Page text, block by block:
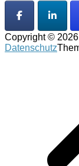
Copyright ©
Datenschutz